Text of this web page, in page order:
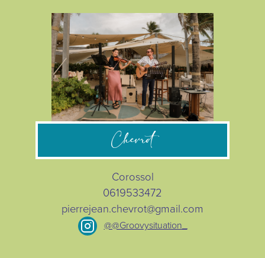
Chevrot
Corossol
0619533472
pierrejean.chevrot@gmail.com
@@Groovysituation_